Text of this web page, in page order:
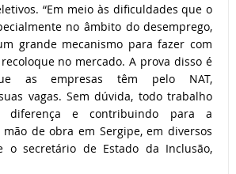
“Em meio às dificuldades que o
no âmbito do desemprego,
grande mecanismo para fazer com
no mercado. A prova disso é
as empresas têm pelo NAT,
vagas. Sem dúvida, todo trabalho
diferença e contribuindo para a
de obra em Sergipe, em diversos
o secretário de Estado da Inclusão,